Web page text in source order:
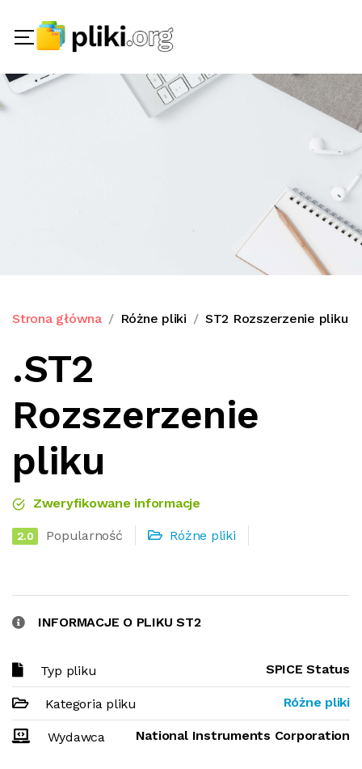
Strona główna Różne pliki ST2 Rozszerzenie pliku
.ST2
Rozszerzenie
pliku
Zweryfikowane informacje
2.0 Popularność Różne pliki
INFORMACJE O PLIKU ST2
Typ pliku SPICE Status
Kategoria pliku Różne pliki
Wydawca National Instruments Corporation